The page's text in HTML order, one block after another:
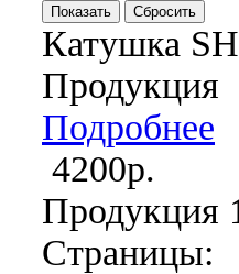
Катушка
Продукция
Подробнее
4200р.
Продукция
Страницы: